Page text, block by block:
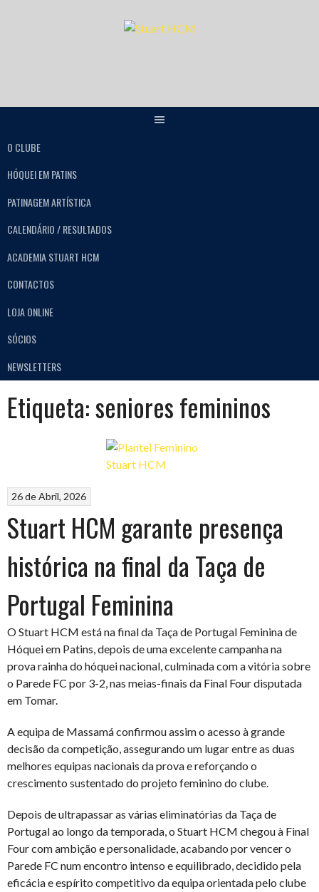
O CLUBE
HÓQUEI EM PATINS
PATINAGEM ARTÍSTICA
CALENDÁRIO / RESULTADOS
ACADEMIA STUART HCM
CONTACTOS
LOJA ONLINE
SÓCIOS
NEWSLETTERS
Etiqueta:seniores femininos
26 de Abril, 2026
Stuart HCM garante presença
histórica na final da Taça de
Portugal Feminina
O Stuart HCM está na final da Taça de Portugal Feminina de
Hóquei em Patins, depois de uma excelente campanha na
prova rainha do hóquei nacional, culminada com a vitória sobre
o Parede FC por 3-2, nas meias-finais da Final Four disputada
em Tomar.
A equipa de Massamá confirmou assim o acesso à grande
decisão da competição, assegurando um lugar entre as duas
melhores equipas nacionais da prova e reforçando o
crescimento sustentado do projeto feminino do clube.
Depois de ultrapassar as várias eliminatórias da Taça de
Portugal ao longo da temporada, o Stuart HCM chegou à Final
Four com ambição e personalidade, acabando por vencer o
Parede FC num encontro intenso e equilibrado, decidido pela
eficácia e espírito competitivo da equipa orientada pelo clube